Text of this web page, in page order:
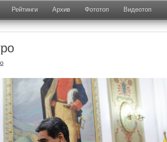
Рейтинги Архив Фототоп Видеотоп